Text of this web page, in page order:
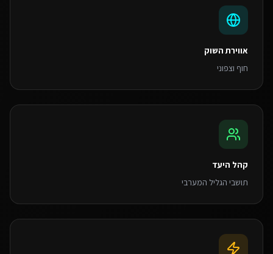
אווירת השוק
חוף וצפוני
קהל היעד
תושבי הגליל המערבי